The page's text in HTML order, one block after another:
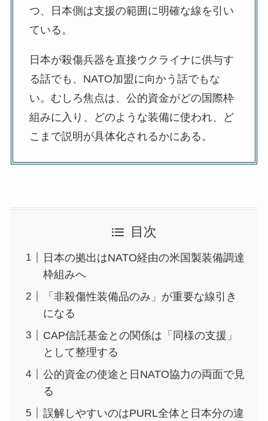
つ、日本側は支援の範囲に明確な線を引い
ている。
日本が殺傷兵器を直接ウクライナに供与す
る話でも、NATO加盟に向かう話でもな
い。むしろ焦点は、公的資金がどの国際枠
組みに入り、どのような装備に使われ、ど
こまで説明が具体化されるかにある。
目次
日本の拠出はNATO経由の米国製装備調達
枠組みへ
「非殺傷性装備品のみ」が重要な線引き
になる
CAP信託基金との関係は「同様の支援」
として整理する
公的資金の使途と日NATO協力の両面で見
る
誤解しやすいのはPURL全体と日本分の違